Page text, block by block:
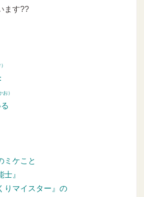
ます??
お）
ミケこと
士』
りマイスター』の